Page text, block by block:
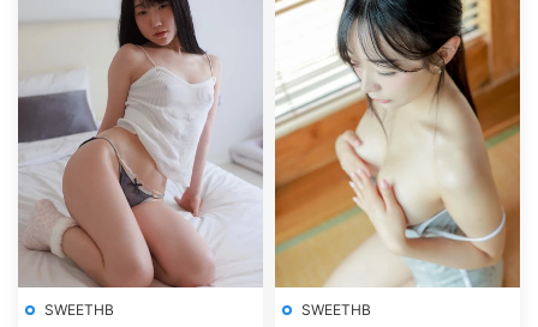
SWEETHB SWEETHB